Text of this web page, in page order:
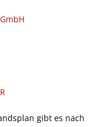
gibt es nach